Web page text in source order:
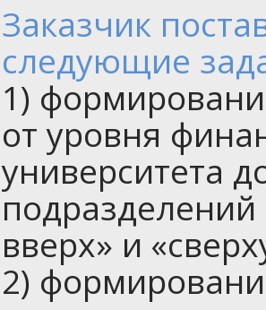
Заказчик
следующие
1)
от уровня
университета
вверх» и
2)